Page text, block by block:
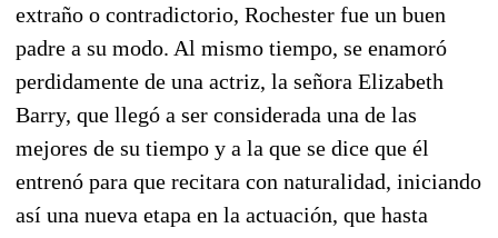
extraño o contradictorio, Rochester fue un buen
padre a su modo. Al mismo tiempo, se enamoró
perdidamente de una actriz, la señora Elizabeth
Barry, que llegó a ser considerada una de las
mejores de su tiempo y a la que se dice que él
entrenó para que recitara con naturalidad, iniciando
así una nueva etapa en la actuación, que hasta